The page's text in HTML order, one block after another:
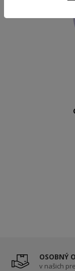
OSOBNÝ
v našich